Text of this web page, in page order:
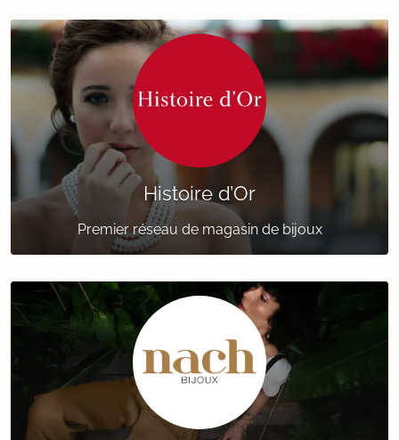
Histoire d’Or
Premier réseau de magasin de bijoux